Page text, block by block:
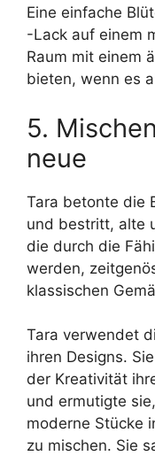
Eine einfache
-Lack auf einem
Raum mit einem
bieten, wenn es
5.
neue
Tara betonte die
und bestritt, alte
die durch die
werden,
klassischen
Tara verwendet
ihren Designs.
der Kreativität
und ermutigte
moderne Stücke
zu mischen. Sie